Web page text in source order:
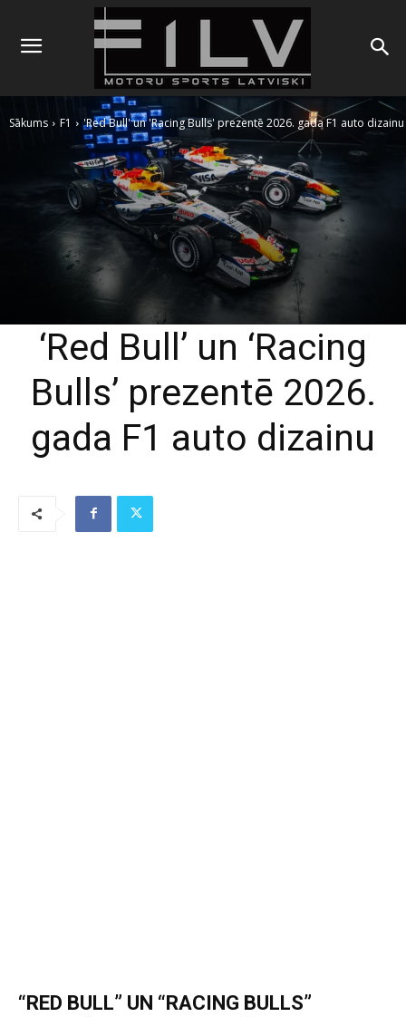
Sākums F1 'Red Bull' un 'Racing Bulls' prezentē 2026. gada F1 auto dizainu
‘Red Bull’ un ‘Racing
Bulls’ prezentē 2026.
gada F1 auto dizainu
“RED BULL” UN “RACING BULLS”